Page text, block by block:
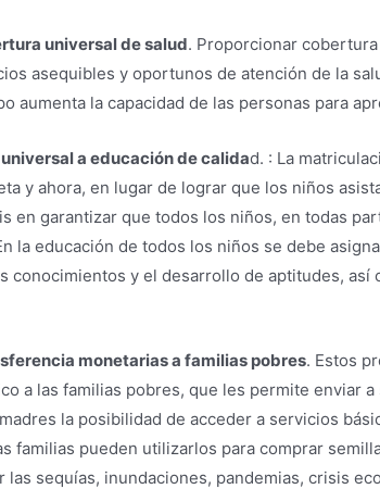
universal de salud. Proporcionar
asequibles y oportunos de atención de la
aumenta la capacidad de las personas para
a educación de calidad. : La
y ahora, en lugar de lograr que los niños
en garantizar que todos los niños, en todas
la educación de todos los niños se debe
conocimientos y el desarrollo de aptitudes, así
monetarias a familias pobres. Estos
a las familias pobres, que les permite enviar
la posibilidad de acceder a servicios
familias pueden utilizarlos para comprar
las sequías, inundaciones, pandemias, crisis